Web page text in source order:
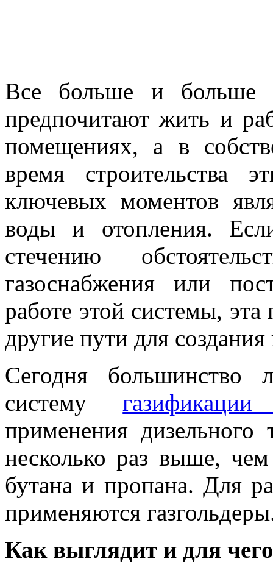
Все больше и больше
предпочитают жить и
помещениях, а в
время
ключевых моментов
воды и отопления.
стечению
газоснабжения или
работе этой системы,
другие пути для
Сегодня большинство
систему
применения дизельного
несколько раз выше,
бутана и пропана. Для
применяются
Как выглядит и для